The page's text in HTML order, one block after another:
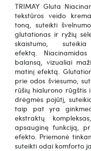
TRIMAY Gluta
tekstūros veido
toną, suteikti
glutationas ir ryžių
skaistumo,
efektą. Niacinamidas
balansą, vizualiai
matinį efektą.
prie odos šviesumo,
rūšių hialurono rūgštis
drėgmės pojūtį,
taip pat yra
ekstraktų kompleksas
apsauginę funkciją,
efekto. Priemonė
suteikti odai komforto